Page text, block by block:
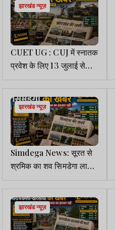
झारखंड न्यूज़
CUET UG : CUJ में स्नातक
प्रवेश के लिए 13 जुलाई से
ऑनलाइन रजिस्ट्रेशन शुरू
झारखंड न्यूज़
Simdega News: सूरत से
श्रमिक का शव सिमडेगा लाया
गया, वज्रपात से हुई थी मौत
झारखंड न्यूज़